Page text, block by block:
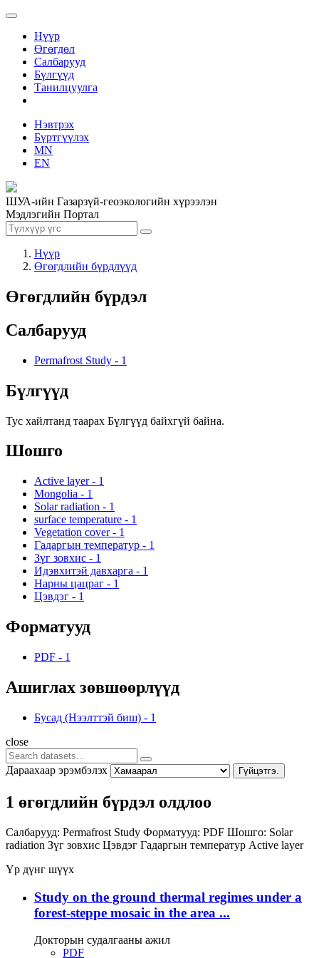
Нүүр
Өгөгдөл
Салбарууд
Бүлгүүд
Танилцуулга
Нэвтрэх
Бүртгүүлэх
MN
EN
ШУА-ийн Газарзүй-геоэкологийн хүрээлэн
Мэдлэгийн Портал
Нүүр
Өгөгдлийн бүрдлүүд
Өгөгдлийн бүрдэл
Салбарууд
Permafrost Study - 1
Бүлгүүд
Тус хайлтанд таарах Бүлгүүд байхгүй байна.
Шошго
Active layer - 1
Mongolia - 1
Solar radiation - 1
surface temperature - 1
Vegetation cover - 1
Гадаргын температур - 1
Зүг зовхис - 1
Идэвхитэй давхарга - 1
Нарны цацраг - 1
Цэвдэг - 1
Форматууд
PDF - 1
Ашиглах зөвшөөрлүүд
Бусад (Нээлттэй биш) - 1
close
Дараахаар эрэмбэлэх Гүйцэтгэ.
1 өгөгдлийн бүрдэл олдлоо
Салбарууд: Permafrost Study Форматууд: PDF Шошго: Solar
radiation Зүг зовхис Цэвдэг Гадаргын температур Active layer
Үр дүнг шүүх
Study on the ground thermal regimes under a
forest-steppe mosaic in the area ...
Докторын судалгааны ажил
PDF